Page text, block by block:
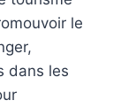
le
dans les